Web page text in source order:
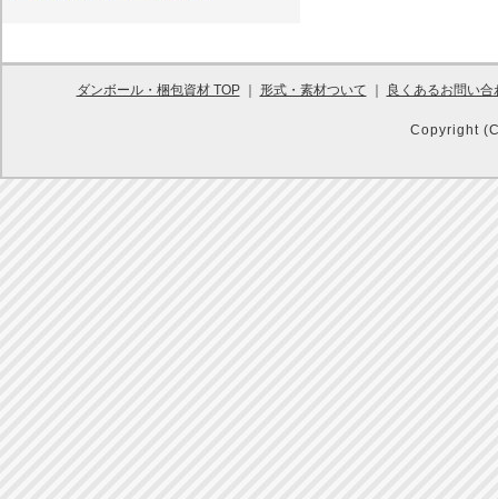
ダンボール・梱包資材 TOP｜ 形式・素材ついて 良くあるお問い合
Copyright